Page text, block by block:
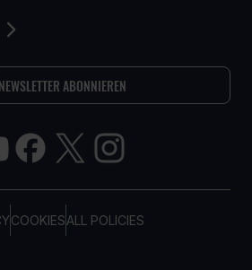
COOKIESALL POLICIES
NEWSLETTER ABONNIEREN